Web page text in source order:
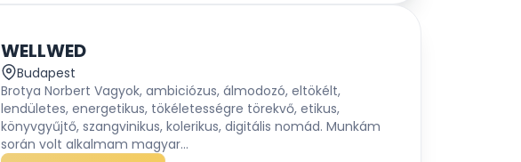
WELLWED
Budapest
Brotya Norbert Vagyok, ambiciózus, álmodozó, eltökélt,
lendületes, energetikus, tökéletességre törekvő, etikus,
könyvgyűjtő, szangvinikus, kolerikus, digitális nomád. Munkám
során volt alkalmam magyar...